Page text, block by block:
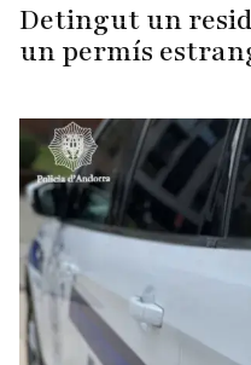
Detingut un
un permís